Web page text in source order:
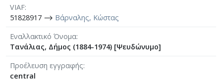
VIAF
51828917 ⟶ Βάρναλης, Κώστας
Εναλλακτικό Όνομα
Τανάλιας, Δήμος (1884-1974) [Ψευδώνυμο]
Προέλευση εγγραφής
central